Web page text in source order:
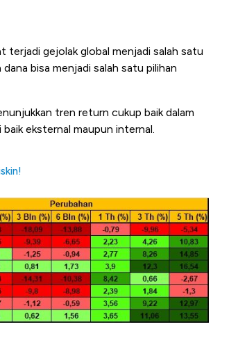
terjadi gejolak global menjadi salah satu
bisa menjadi salah satu pilihan
tren return cukup baik dalam
eksternal maupun internal.